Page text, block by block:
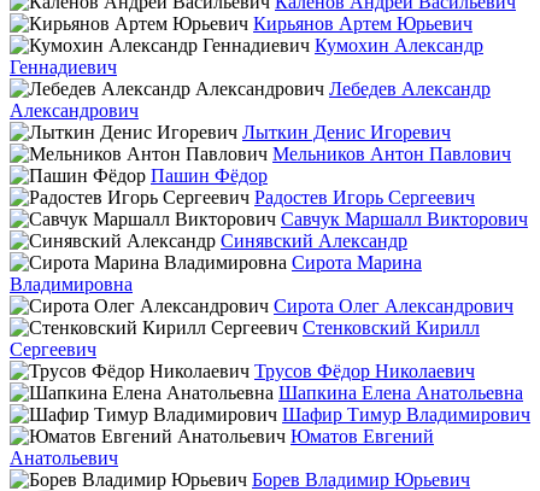
Кирьянов Артем Юрьевич
Кумохин Александр
Геннадиевич
Лебедев Александр
Александрович
Лыткин Денис Игоревич
Мельников Антон Павлович
Пашин Фёдор
Радостев Игорь Сергеевич
Савчук Маршалл Викторович
Синявский Александр
Сирота Марина
Владимировна
Сирота Олег Александрович
Стенковский Кирилл
Сергеевич
Трусов Фёдор Николаевич
Шапкина Елена Анатольевна
Шафир Тимур Владимирович
Юматов Евгений
Анатольевич
Борев Владимир Юрьевич